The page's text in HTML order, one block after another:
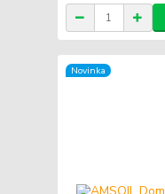
Novinka